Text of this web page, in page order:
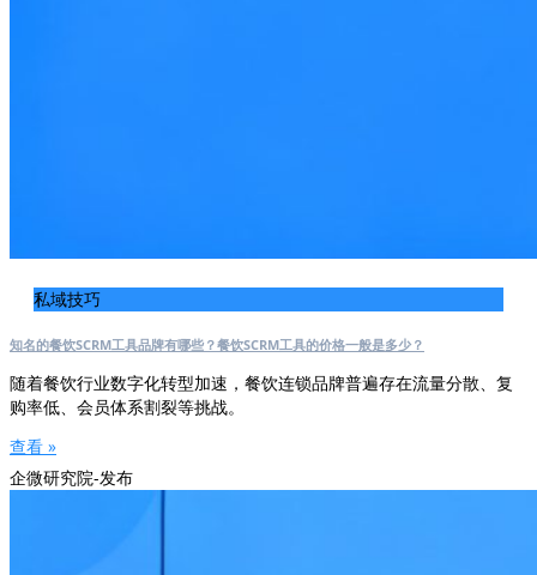
私域技巧
知名的餐饮SCRM工具品牌有哪些？餐饮SCRM工具的价格一般是多少？
随着餐饮行业数字化转型加速，餐饮连锁品牌普遍存在流量分散、复
购率低、会员体系割裂等挑战。
查看 »
企微研究院-发布